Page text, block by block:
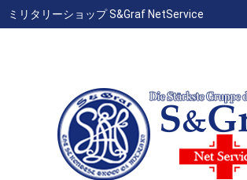
ミリタリーショップ S&Graf NetService